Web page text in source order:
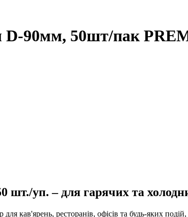
D-90мм, 50шт/пак
шт./уп. – для гарячих та
кав'ярень, ресторанів, офісів та будь-яких